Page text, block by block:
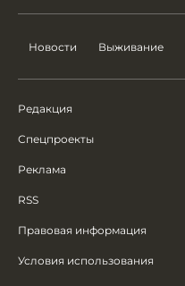
Новости Выживание
Редакция
Спецпроекты
Реклама
RSS
Правовая информация
Условия использования